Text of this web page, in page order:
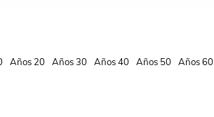
Años 20 Años 30 Años 40 Años 50 Años 60